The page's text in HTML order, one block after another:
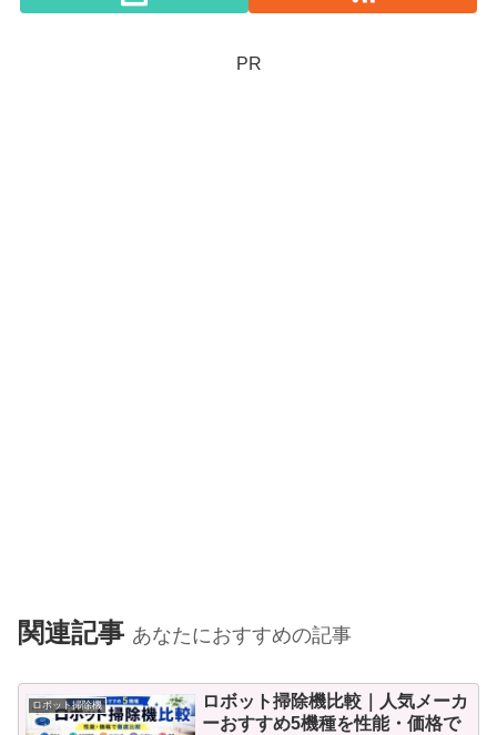
PR
関連記事 あなたにおすすめの記事
ロボット掃除機
ロボット掃除機比較｜人気メーカ
ーおすすめ5機種を性能・価格で